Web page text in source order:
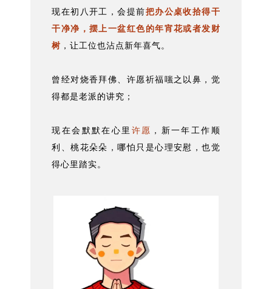
现在初八开工，会提前把办公桌收拾得干
干净净，摆上一盆红色的年宵花或者发财
树 ，让工位也沾点新年喜气。
曾经对烧香拜佛、许愿祈福嗤之以鼻，觉
得都是老派的讲究；
现在会默默在心里 许愿 ，新一年工作顺
利、桃花朵朵，哪怕只是心理安慰，也觉
得心里踏实。